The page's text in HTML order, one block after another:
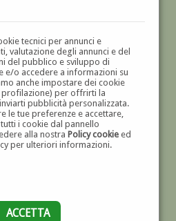
tecnici per annunci e
valutazione degli annunci e del
del pubblico e sviluppo di
e/o accedere a informazioni su
anche impostare dei cookie
profilazione) per offrirti la
pubblicità personalizzata.
le tue preferenze e accettare,
i cookie dal pannello
alla nostra Policy cookieed
per ulteriori informazioni.
ACCETTA
GALLERIAD'ARTE
'800 E '900